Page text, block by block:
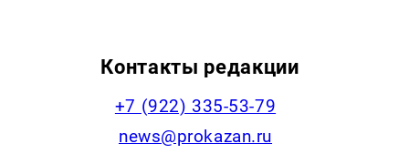
Контакты редакции
+7 (922) 335-53-79
news@prokazan.ru